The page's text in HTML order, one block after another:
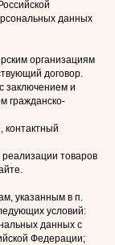
данных
организациям
договор.
заключением и
гражданско-
товаров
указанным в п.
условий:
данных с
Федерации;